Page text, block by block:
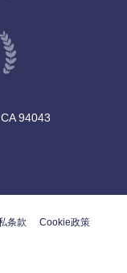
94043
条款 Cookie政策